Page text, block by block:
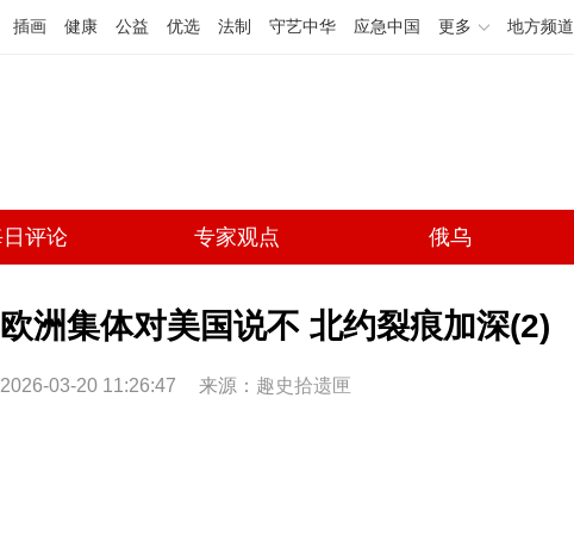
插画 健康 公益 优选 法制 守艺中华 应急中国 更多 地方频道
评论 专家观点 俄乌
欧洲集体对美国说不 北约裂痕加深(2)
2026-03-20 11:26:47 来源： 趣史拾遗匣